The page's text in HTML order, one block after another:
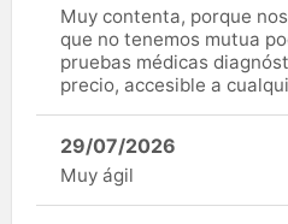
Muy contenta, porque
que no tenemos mutua
pruebas médicas
precio, accesible a
29/07/2026
Muy ágil